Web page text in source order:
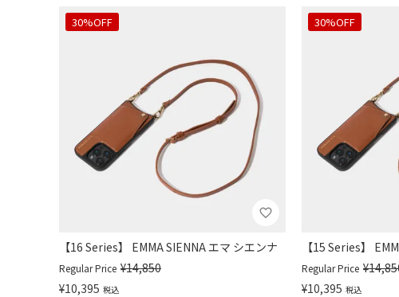
【16 Series】 EMMA SIENNA エマ シエンナ
30%OFF
Regular Price ¥14,850
¥10,395 税込
【15 Series】
30%OFF
Regular Price ¥
¥10,395 税込